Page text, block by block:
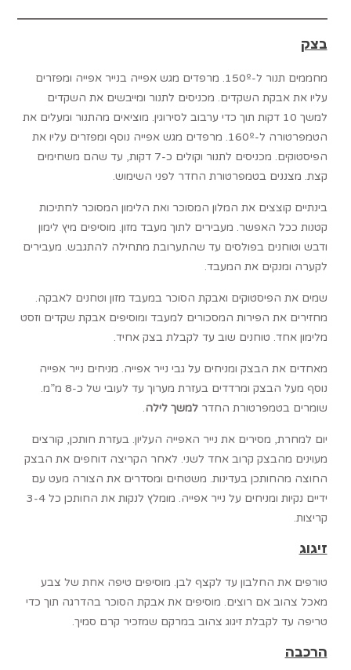
בצק
מחממים תנור ל-150º. מרפדים מגש אפייה בנייר אפייה ומפזרים
עליו את אבקת השקדים. מכניסים לתנור ומייבשים את השקדים
למשך 10 דקות תוך כדי ערבוב לסירוגין. מוציאים מהתנור ומעלים את
הטמפרטורה ל-160º. מרפדים מגש אפייה נוסף ומפזרים עליו את
הפיסטוקים. מכניסים לתנור וקולים כ-7 דקות, עד שהם משחימים
קצת. מצננים בטמפרטורת החדר לפני השימוש.
בינתיים קוצצים את המלון המסוכר ואת הלימון המסוכר לחתיכות
קטנות ככל האפשר. מעבירים לתוך מעבד מזון. מוסיפים מיץ לימון
ודבש וטוחנים בפולסים עד שהתערובת מתחילה להתגבש. מעבירים
לקערה ומנקים את המעבד.
שמים את הפיסטוקים ואבקת הסוכר במעבד מזון וטחנים לאבקה.
מחזירים את הפירות המסכורים למעבד ומוסיפים אבקת שקדים וזסט
מלימון אחד. טוחנים שוב עד לקבלת בצק אחיד.
מאחדים את הבצק ומניחים על גבי נייר אפייה. מניחים נייר אפייה
נוסף מעל הבצק ומרדדים בעזרת מערוך עד לעובי של כ-8 מ”מ.
שומרים בטמפרטורת החדרלמשך לילה.
יום למחרת, מסירים את נייר האפייה העליון. בעזרת חותכן, קורצים
מעוינים מהבצק קרוב אחד לשני. לאחר הקריצה דוחפים את הבצק
החוצה מהחותכן בעדינות. משטחים ומסדרים את הצורה מעט עם
ידיים נקיות ומניחים על נייר אפייה. מומלץ לנקות את החותכן כל 3-4
קריצות.
זיגוג
טורפים את החלבון עד לקצף לבן. מוסיפים טיפה אחת של צבע
מאכל צהוב אם רוצים. מוסיפים את אבקת הסוכר בהדרגה תוך כדי
טריפה עד לקבלת זיגוג צהוב במרקם שמזכיר קרם סמיך.
הרכבה